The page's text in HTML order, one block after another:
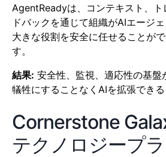
AgentReadyは、コンテキスト、ト
ドバックを通じて組織がAIエージ
大きな役割を安全に任せることが
す。
結果: 安全性、監視、適応性の基盤
犠牲にすることなくAIを拡張できる
Cornerstone
テクノロジープ